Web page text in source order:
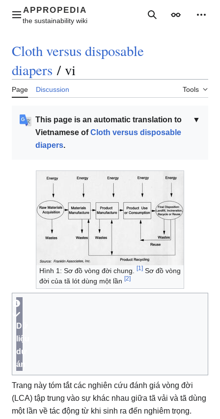
contentMain menu SearchAppearance
Cloth versus disposable
diapers / vi
Page Discussion Tools
▼
This page is an automatic translation to
Vietnamese ofCloth versus disposable
diapers.
Hình 1: Sơ đồ vòng đời chung. [1] Sơ đồ vòng
đời của tã lót dùng một lần [2]
Dữ
liệu
dự
án
Trang này tóm tắt các nghiên cứu đánh giá vòng đời
(LCA) tập trung vào sự khác nhau giữa tã vải và tã dùng
một lần về tác động từ khi sinh ra đến nghiêm trọng.